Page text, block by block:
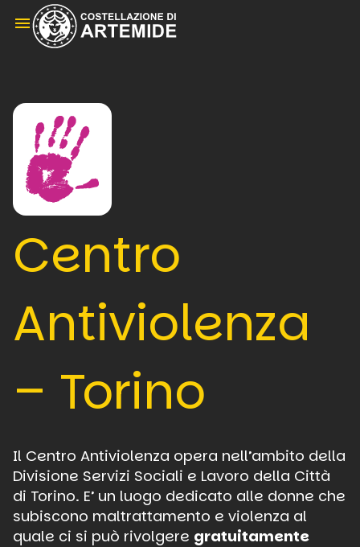
menu
Centro
Antiviolenza
– Torino
Il Centro Antiviolenza opera nell’ambito della
Divisione Servizi Sociali e Lavoro della Città
di Torino. E’ un luogo dedicato alle donne che
subiscono maltrattamento e violenza al
quale ci si può rivolgere gratuitamente